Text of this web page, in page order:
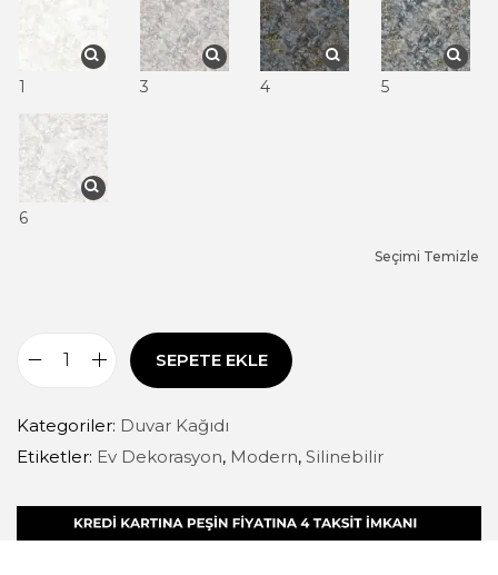
1 3 4 5
6
Seçimi Temizle
SEPETE EKLE
Kategoriler: Duvar Kağıdı
Etiketler: Ev Dekorasyon, Modern, Silinebilir